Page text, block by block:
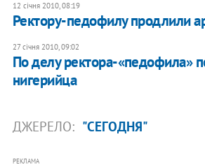
12 січня 2010, 08:19
Ректору-педофилу продлили
27 січня 2010, 09:02
По делу ректора-«педофила»
нигерийца
ДЖЕРЕЛО: "СЕГОДНЯ"
РЕКЛАМА